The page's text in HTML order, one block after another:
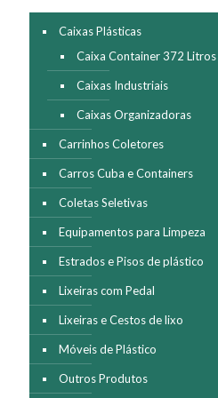
Caixas Plásticas
Caixa Container 372 Litros
Caixas Industriais
Caixas Organizadoras
Carrinhos Coletores
Carros Cuba e Containers
Coletas Seletivas
Equipamentos para Limpeza
Estrados e Pisos de plástico
Lixeiras com Pedal
Lixeiras e Cestos de lixo
Móveis de Plástico
Outros Produtos